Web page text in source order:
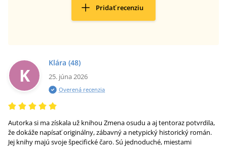
Pridať recenziu
K
Klára (48)
25. júna 2026
Overená recenzia
Autorka si ma získala už knihou Zmena osudu a aj tentoraz potvrdila,
že dokáže napísať originálny, zábavný a netypický historický román.
Jej knihy majú svoje špecifické čaro. Sú jednoduché, miestami